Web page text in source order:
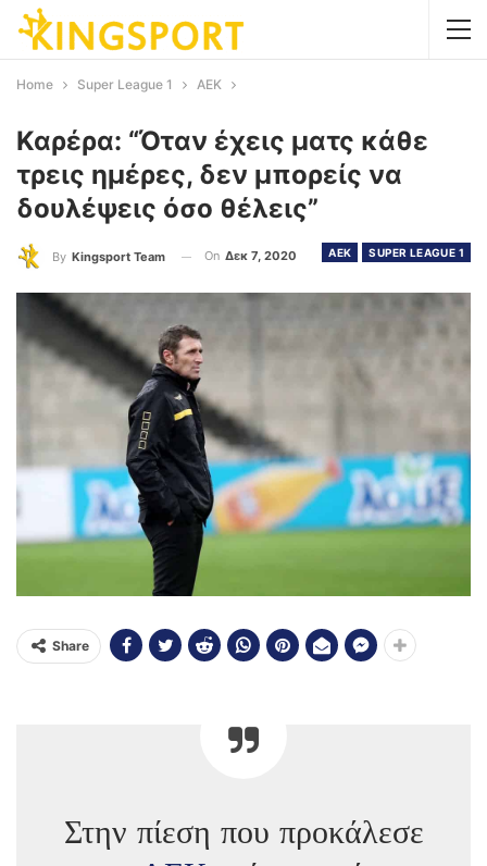
Home Super League 1 AEK
Καρέρα: “Όταν έχεις ματς κάθε
τρεις ημέρες, δεν μπορείς να
δουλέψεις όσο θέλεις”
AEK SUPER LEAGUE 1
By Kingsport Team On Δεκ 7, 2020
Share
Στην πίεση που προκάλεσε